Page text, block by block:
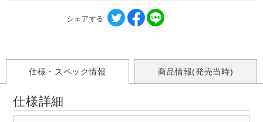
シェアする
仕様・スペック情報 商品情報(発売当時)
仕様詳細